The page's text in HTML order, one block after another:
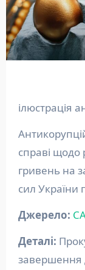
ілюстрація
Антикорупційні органи завершили слідство у
справі щодо
гривень на
сил України
Джерело:
Деталі:
завершення